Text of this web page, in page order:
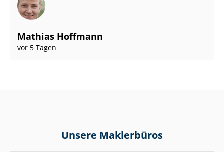
Mathias Hoffmann
vor 5 Tagen
Unsere Maklerbüros